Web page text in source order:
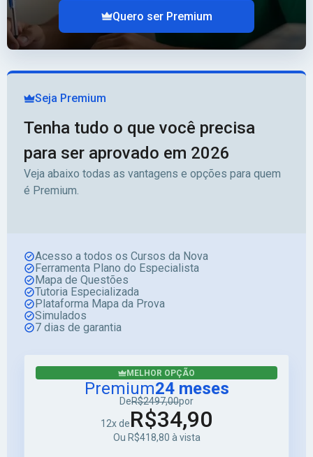
Quero ser Premium
Seja Premium
Tenha tudo o que você precisa
para ser aprovado em 2026
Veja abaixo todas as vantagens e opções para quem
é Premium.
Acesso a todos os Cursos da Nova
Ferramenta Plano do Especialista
Mapa de Questões
Tutoria Especializada
Plataforma Mapa da Prova
Simulados
7 dias de garantia
MELHOR OPÇÃO
Premium24 meses
DeR$2497,00por
12x deR$34,90
Ou R$418,80 à vista